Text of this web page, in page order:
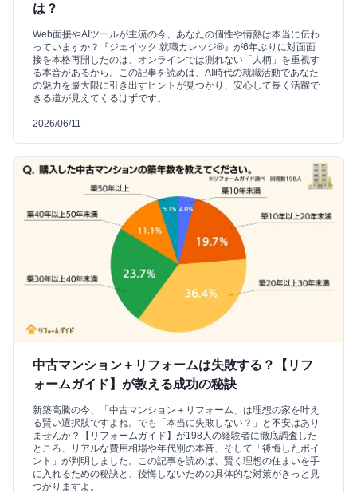
は？
Web面接やAIツールが主流の今、あなたの個性や情熱は本当に伝わ
っていますか？『ジェイック 就職カレッジ®』が6年ぶりに対面面
接を本格再開したのは、オンラインでは測れない「人柄」を重視す
る本音があるから。この記事を読めば、AI時代の就職活動であなた
の魅力を最大限に引き出すヒントが見つかり、安心して長く活躍で
きる道が見えてくるはずです。
2026/06/11
中古マンション＋リフォームは失敗する？【リフ
ォームガイド】が教える成功の秘訣
新築高騰の今、「中古マンション＋リフォーム」は理想の家を叶え
る賢い選択肢ですよね。でも「本当に失敗しない？」と不安はあり
ませんか？【リフォームガイド】が198人の経験者に徹底調査した
ところ、リアルな費用相場や年代別の本音、そして「後悔したポイ
ント」が判明しました。この記事を読めば、賢く理想の住まいを手
に入れるための秘訣と、後悔しないための具体的な対策がきっと見
つかりますよ。